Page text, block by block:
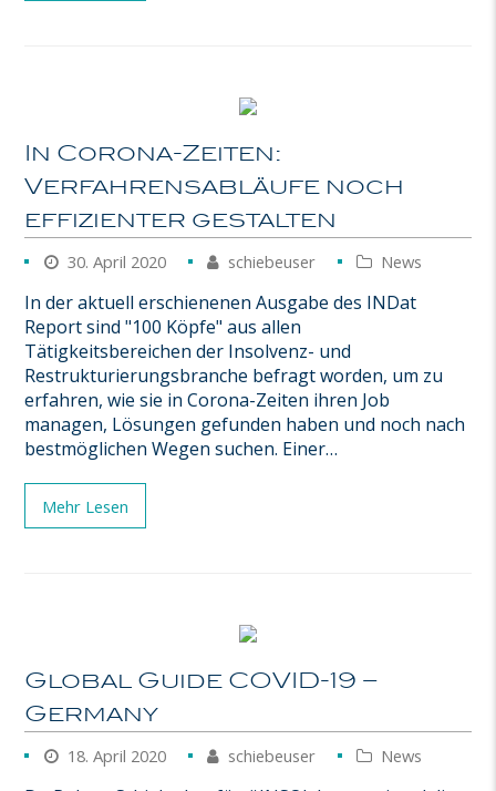
In Corona-Zeiten:
Verfahrensabläufe noch
effizienter gestalten
30. April 2020 schiebeuser News
In der aktuell erschienenen Ausgabe des INDat
Report sind "100 Köpfe" aus allen
Tätigkeitsbereichen der Insolvenz- und
Restrukturierungsbranche befragt worden, um zu
erfahren, wie sie in Corona-Zeiten ihren Job
managen, Lösungen gefunden haben und noch nach
bestmöglichen Wegen suchen. Einer…
Mehr Lesen
Global Guide COVID-19 –
Germany
18. April 2020 schiebeuser News